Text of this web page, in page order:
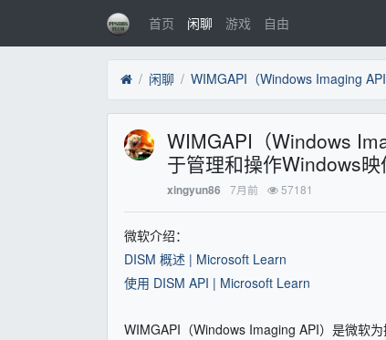
首页 闲聊 游戏 自由
闲聊
WIMGAPI（Windows
于管理和操作Windows映
xingyun86 7月前 57181
微软介绍：
DISM 概述 | Microsoft Learn
使用 DISM API | Microsoft Learn
WIMGAPI（Windows Imaging API）是微软